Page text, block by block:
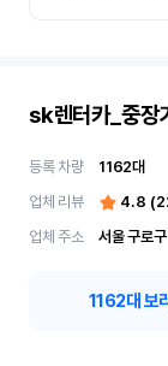
sk렌터카_중장
등록 차량 1162대
업체 리뷰
4.8 (
업체 주소
서울 구로
1162대 보